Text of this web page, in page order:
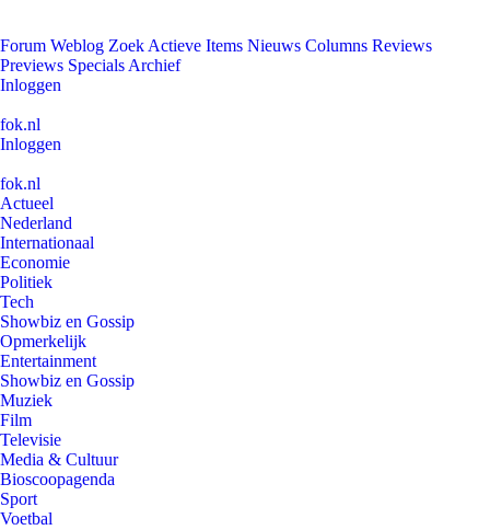
Forum Weblog Zoek Actieve Items Nieuws Columns Reviews
Previews Specials Archief
Inloggen
fok.nl
Inloggen
fok.nl
Actueel
Nederland
Internationaal
Economie
Politiek
Tech
Showbiz en Gossip
Opmerkelijk
Entertainment
Showbiz en Gossip
Muziek
Film
Televisie
Media & Cultuur
Bioscoopagenda
Sport
Voetbal